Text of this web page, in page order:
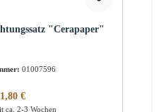
"Cerapaper"
01007596
Preis:
€
ca. 2-3 Wochen